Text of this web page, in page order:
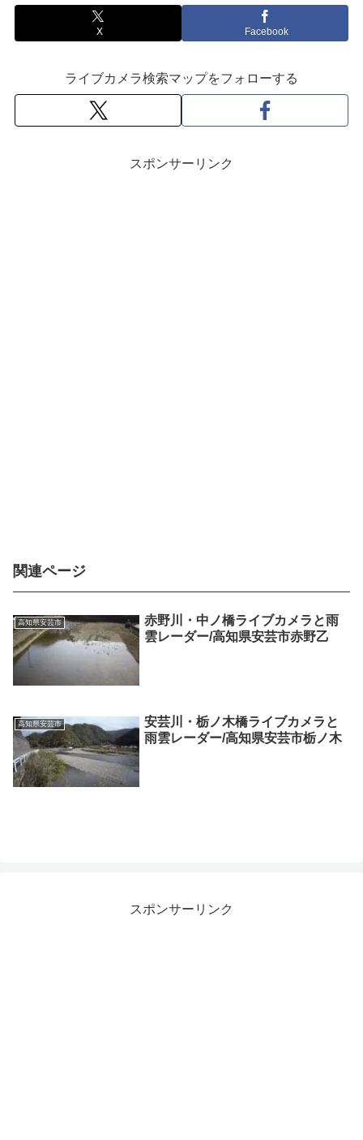
X Facebook
ライブカメラ検索マップをフォローする
スポンサーリンク
関連ページ
高知県安芸市
赤野川・中ノ橋ライブカメラと雨
雲レーダー/高知県安芸市赤野乙
高知県安芸市
安芸川・栃ノ木橋ライブカメラと
雨雲レーダー/高知県安芸市栃ノ木
スポンサーリンク